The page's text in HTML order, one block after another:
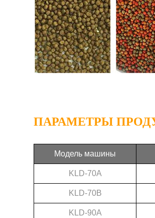
ПАРАМЕТРЫ
Модель машины
KLD-70A
KLD-70B
KLD-90A